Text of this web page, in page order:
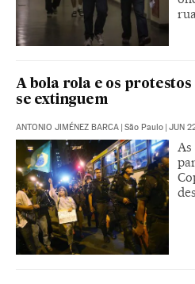
A bola rola e os
se extinguem
ANTONIO JIMÉNEZ BARCA São Paulo JUN
As